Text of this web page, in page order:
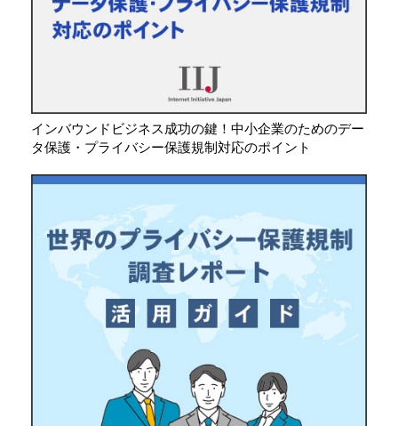
インバウンドビジネス成功の鍵！中小企業のためのデー
タ保護・プライバシー保護規制対応のポイント